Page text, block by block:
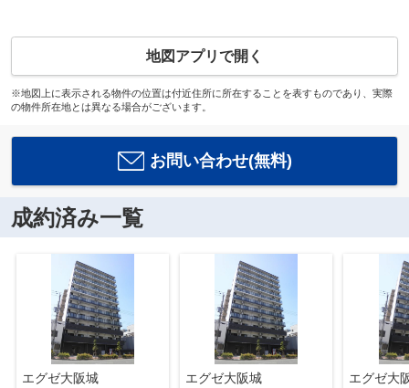
地図アプリで開く
※地図上に表示される物件の位置は付近住所に所在することを表すものであり、実際
の物件所在地とは異なる場合がございます。
お問い合わせ(無料)
成約済み一覧
エグゼ大阪城 エグゼ大阪城 エグゼ大